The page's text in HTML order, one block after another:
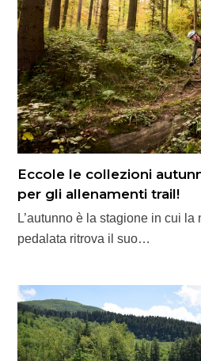
Eccole le collezioni
per gli allenamenti trail!
L’autunno è la stagione in cui
pedalata ritrova il suo…